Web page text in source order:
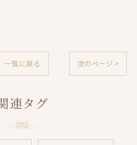
一覧に戻る 次のページ >
連タグ